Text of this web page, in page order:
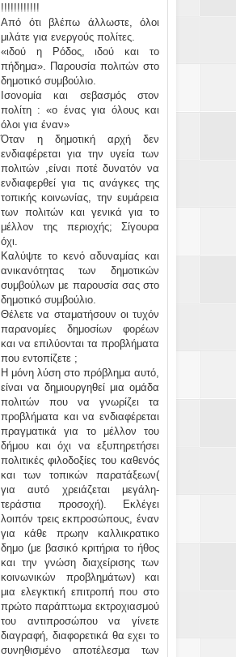
!!!!!!!!!!!!
Από ότι βλέπω άλλωστε, όλοι
μιλάτε για ενεργούς πολίτες.
«ιδού η Ρόδος, ιδού και το
πήδημα». Παρουσία πολιτών στο
δημοτικό συμβούλιο.
Ισονομία και σεβασμός στον
πολίτη : «ο ένας για όλους και
όλοι για έναν»
Όταν η δημοτική αρχή δεν
ενδιαφέρεται για την υγεία των
πολιτών ,είναι ποτέ δυνατόν να
ενδιαφερθεί για τις ανάγκες της
τοπικής κοινωνίας, την ευμάρεια
των πολιτών και γενικά για το
μέλλον της περιοχής; Σίγουρα
όχι.
Καλύψτε το κενό αδυναμίας και
ανικανότητας των δημοτικών
συμβούλων με παρουσία σας στο
δημοτικό συμβούλιο.
Θέλετε να σταματήσουν οι τυχόν
παρανομίες δημοσίων φορέων
και να επιλύονται τα προβλήματα
που εντοπίζετε ;
Η μόνη λύση στο πρόβλημα αυτό,
είναι να δημιουργηθεί μια ομάδα
πολιτών που να γνωρίζει τα
προβλήματα και να ενδιαφέρεται
πραγματικά για το μέλλον του
δήμου και όχι να εξυπηρετήσει
πολιτικές φιλοδοξίες του καθενός
και των τοπικών παρατάξεων(
για αυτό χρειάζεται μεγάλη-
τεράστια προσοχή). Εκλέγει
λοιπόν τρεις εκπροσώπους, έναν
για κάθε πρωην καλλικρατικο
δημο (με βασικό κριτήρια το ήθος
και την γνώση διαχείρισης των
κοινωνικών προβλημάτων) και
μια ελεγκτική επιτροπή που στο
πρώτο παράπτωμα εκτροχιασμού
του αντιπροσώπου να γίνετε
διαγραφή, διαφορετικά θα εχει το
συνηθισμένο αποτέλεσμα των